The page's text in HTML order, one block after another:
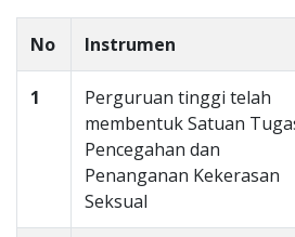
No Instrumen
1
Perguruan tinggi telah
membentuk Satuan
Pencegahan dan
Penanganan Kekerasan
Seksual